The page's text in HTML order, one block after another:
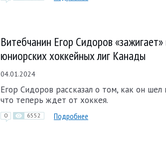
Витебчанин Егор Сидоров
юниорских хоккейных лиг Канады
04.01.2024
Егор Сидоров рассказал о том, как он
что теперь ждет от хоккея.
0 6552 Подробнее